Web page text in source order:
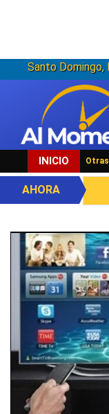
Santo Domingo,
INICIO
AHORA